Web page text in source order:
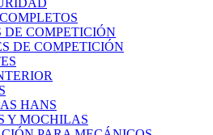
DE COMPETICIÓN
DE COMPETICIÓN
HANS
Y MOCHILAS